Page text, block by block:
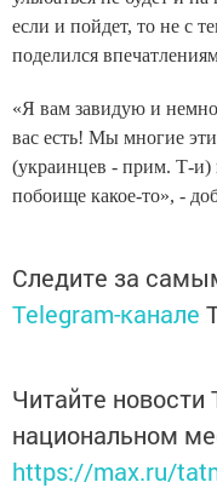
если и пойдет, то не с
поделился
«Я вам завидую и
вас есть! Мы многие
(украинцев - прим. Т-и)
побоище какое-то», -
Следите за
Telegram-канале
Читайте новости
национальном
https://max.ru/